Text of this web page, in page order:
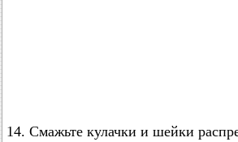
14. Смажьте кулачки и шейки